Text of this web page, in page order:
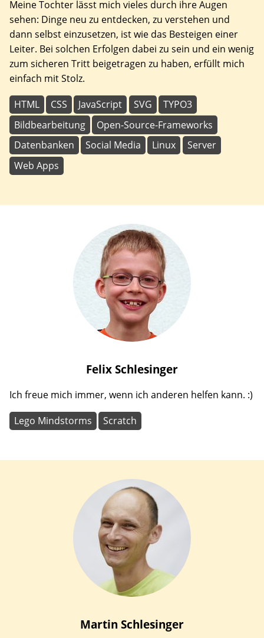
Meine Tochter lässt mich vieles durch ihre Augen
sehen: Dinge neu zu entdecken, zu verstehen und
dann selbst einzusetzen, ist wie das Besteigen einer
Leiter. Bei solchen Erfolgen dabei zu sein und ein wenig
zum sicheren Tritt beigetragen zu haben, erfüllt mich
einfach mit Stolz.
HTML CSS JavaScript SVG
TYPO3
Bildbearbeitung
Open-Source-Frameworks
Datenbanken
Social Media Linux
Server
Web Apps
FelixSchlesinger
Ich freue mich immer, wenn ich anderen helfen kann. :)
Lego Mindstorms Scratch
Martin Schlesinger